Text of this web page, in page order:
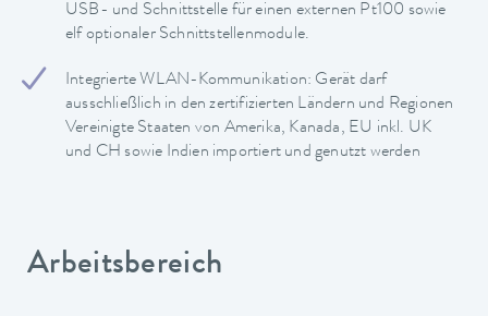
USB- und Schnittstelle für einen externen Pt100 sowie
elf optionaler Schnittstellenmodule.
Integrierte WLAN-Kommunikation: Gerät darf
ausschließlich in den zertifizierten Ländern und Regionen
Vereinigte Staaten von Amerika, Kanada, EU inkl. UK
und CH sowie Indien importiert und genutzt werden
Arbeitsbereich